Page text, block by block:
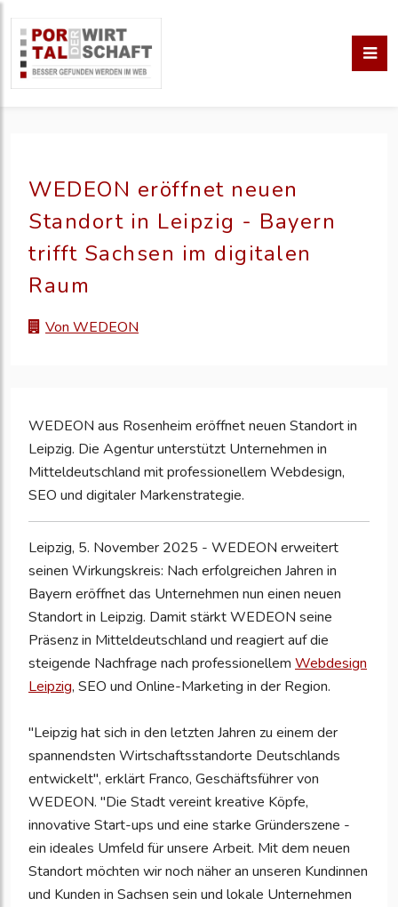
WEDEON eröffnet neuen
Standort in Leipzig - Bayern
trifft Sachsen im digitalen
Raum
Von WEDEON
WEDEON aus Rosenheim eröffnet neuen Standort in
Leipzig. Die Agentur unterstützt Unternehmen in
Mitteldeutschland mit professionellem Webdesign,
SEO und digitaler Markenstrategie.
Leipzig, 5. November 2025 - WEDEON erweitert
seinen Wirkungskreis: Nach erfolgreichen Jahren in
Bayern eröffnet das Unternehmen nun einen neuen
Standort in Leipzig. Damit stärkt WEDEON seine
Präsenz in Mitteldeutschland und reagiert auf die
steigende Nachfrage nach professionellem Webdesign
Leipzig, SEO und Online-Marketing in der Region.
"Leipzig hat sich in den letzten Jahren zu einem der
spannendsten Wirtschaftsstandorte Deutschlands
entwickelt", erklärt Franco, Geschäftsführer von
WEDEON. "Die Stadt vereint kreative Köpfe,
innovative Start-ups und eine starke Gründerszene -
ein ideales Umfeld für unsere Arbeit. Mit dem neuen
Standort möchten wir noch näher an unseren Kundinnen
und Kunden in Sachsen sein und lokale Unternehmen